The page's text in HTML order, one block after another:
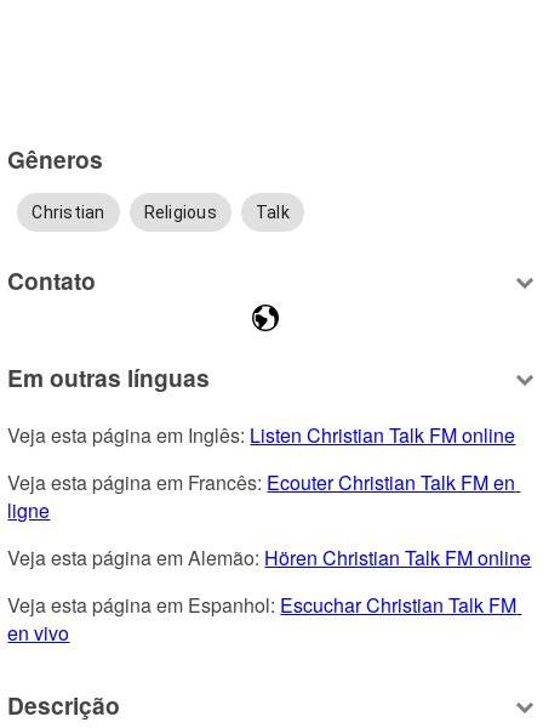
Gêneros
Christian Religious Talk
Contato
Em outras línguas
Veja esta página em Inglês: Listen Christian Talk FM online
Veja esta página em Francês: Ecouter Christian Talk FM en
ligne
Veja esta página em Alemão: Hören Christian Talk FM online
Veja esta página em Espanhol: Escuchar Christian Talk FM
en vivo
Descrição